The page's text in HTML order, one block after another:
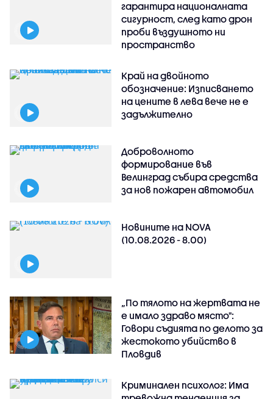
гарантира националната
сигурност, след като дрон
проби въздушното ни
пространство
Край на двойното
обозначение: Изписването
на цените в лева вече не е
задължително
Доброволното
формирование във
Велинград събира средства
за нов пожарен автомобил
Новините на NOVA
(10.08.2026 - 8.00)
„По тялото на жертвата не
е имало здраво място":
Говори съдията по делото за
жестокото убийство в
Пловдив
Криминален психолог: Има